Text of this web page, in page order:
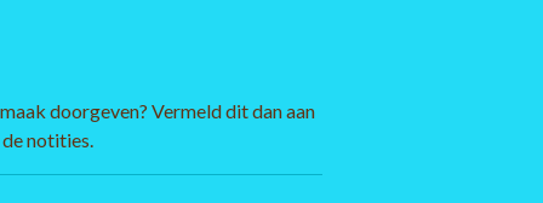
doorgeven? Vermeld dit dan aan
notities.